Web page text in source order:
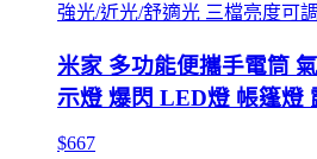
強光/近光/舒適光 三檔亮度可調
米家 多功能便攜手電筒
示燈 爆閃 LED燈 帳篷燈
$667